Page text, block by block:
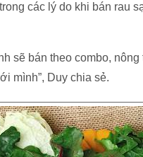
các lý do khi bán rau
sẽ bán theo combo,
mình”, Duy chia sẻ.